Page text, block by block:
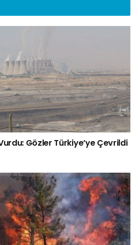
Gözler Türkiye’ye Çevrildi